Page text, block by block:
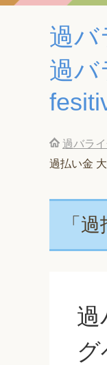
過バ
過バ
過バラ
過払い金
「
過
グ